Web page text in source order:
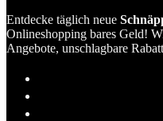
Entdecke täglich neue
Onlineshopping bares Geld!
Angebote, unschlagbare